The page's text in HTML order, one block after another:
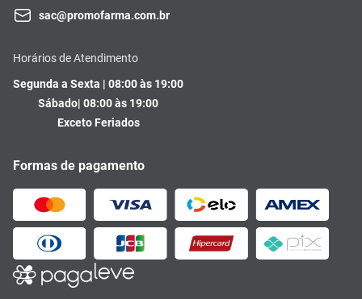
sac@promofarma.com.br
Horários de Atendimento
Segunda a Sexta | 08:00 às 19:00
Sábado| 08:00 às 19:00
Exceto Feriados
Formas de pagamento